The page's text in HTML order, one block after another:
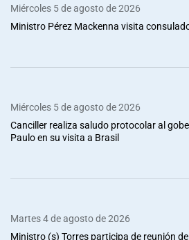
Miércoles 5 de agosto de 2026
Ministro Pérez Mackenna visita
Miércoles 5 de agosto de 2026
Canciller realiza saludo protocolar al
Paulo en su visita a Brasil
Martes 4 de agosto de 2026
Ministro (s) Torres participa de reunión